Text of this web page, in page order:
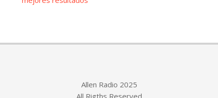
Allen Radio 2025